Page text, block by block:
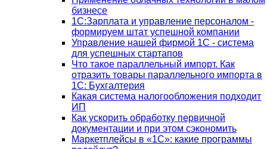
бизнесе
1C:Зарплата и управление персоналом -
формируем штат успешной компании
Управление нашей фирмой 1C - система
для успешных стартапов
Что такое параллельный импорт. Как
отразить товары параллельного импорта в
1С: Бухгалтерия
Какая система налогообложения подходит
ИП
Как ускорить обработку первичной
документации и при этом сэкономить
Маркетплейсы в «1С»: какие программы